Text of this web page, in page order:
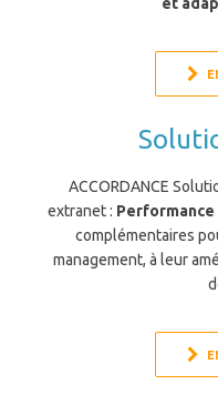
ACCORDANCE
extranet : Performance
complémentaires
management, à leur